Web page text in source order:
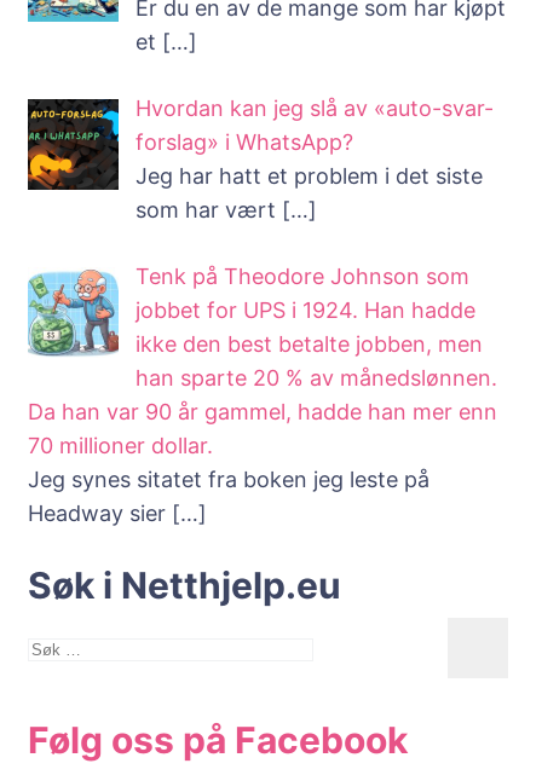
Er du en av de mange som har kjøpt
et […]
Hvordan kan jeg slå av «auto-svar-
forslag» i WhatsApp?
Jeg har hatt et problem i det siste
som har vært […]
Tenk på Theodore Johnson som
jobbet for UPS i 1924. Han hadde
ikke den best betalte jobben, men
han sparte 20 % av månedslønnen.
Da han var 90 år gammel, hadde han mer enn
70 millioner dollar.
Jeg synes sitatet fra boken jeg leste på
Headway sier […]
Søk i Netthjelp.eu
Søk
Følg oss på Facebook